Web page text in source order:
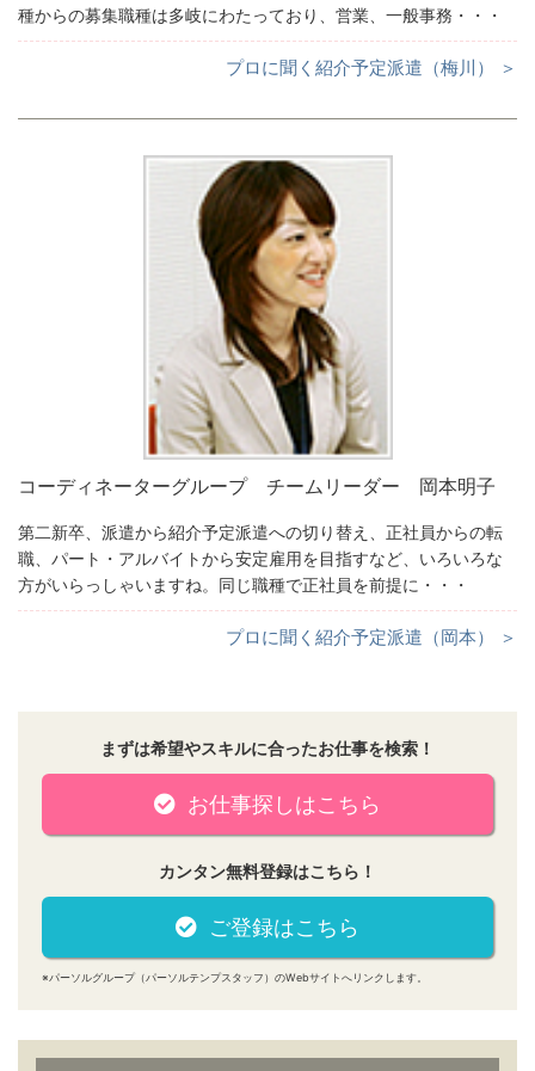
種からの募集職種は多岐にわたっており、営業、一般事務・・・
プロに聞く紹介予定派遣（梅川） ＞
コーディネーターグループ チームリーダー 岡本明子
第二新卒、派遣から紹介予定派遣への切り替え、正社員からの転
職、パート・アルバイトから安定雇用を目指すなど、いろいろな
方がいらっしゃいますね。同じ職種で正社員を前提に・・・
プロに聞く紹介予定派遣（岡本） ＞
まずは希望やスキルに合ったお仕事を検索！
お仕事探しはこちら
カンタン無料登録はこちら！
ご登録はこちら
※パーソルグループ（パーソルテンプスタッフ）のWebサイトへリンクします。